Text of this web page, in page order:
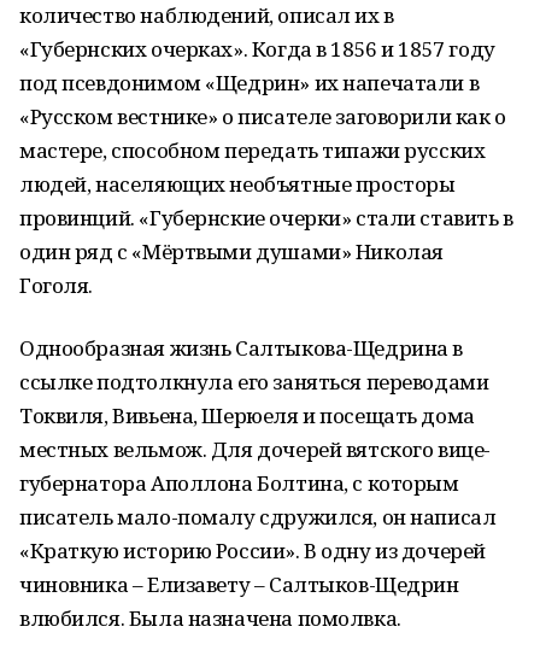
количество наблюдений, описал их в
«Губернских очерках». Когда в 1856 и 1857 году
под псевдонимом «Щедрин» их напечатали в
«Русском вестнике» о писателе заговорили как о
мастере, способном передать типажи русских
людей, населяющих необъятные просторы
провинций. «Губернские очерки» стали ставить в
один ряд с «Мёртвыми душами» Николая
Гоголя.
Однообразная жизнь Салтыкова-Щедрина в
ссылке подтолкнула его заняться переводами
Токвиля, Вивьена, Шерюеля и посещать дома
местных вельмож. Для дочерей вятского вице-
губернатора Аполлона Болтина, с которым
писатель мало-помалу сдружился, он написал
«Краткую историю России». В одну из дочерей
чиновника – Елизавету – Салтыков-Щедрин
влюбился. Была назначена помолвка.